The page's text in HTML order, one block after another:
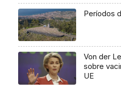
Períodos
Von der
sobre
UE